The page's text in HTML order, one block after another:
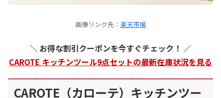
画像リンク先： 楽天市場
＼ お得な割引クーポンを今すぐチェック！ ／
CAROTE キッチンツール9点セットの最新在庫状況を見る
CAROTE（カローテ）キッチンツー